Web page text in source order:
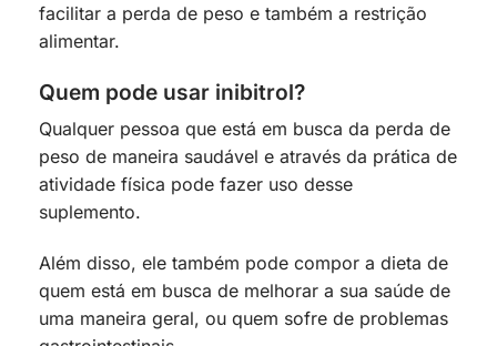
facilitar a perda de peso e também a restrição
alimentar.
Quem pode usar inibitrol?
Qualquer pessoa que está em busca da perda de
peso de maneira saudável e através da prática de
atividade física pode fazer uso desse
suplemento.
Além disso, ele também pode compor a dieta de
quem está em busca de melhorar a sua saúde de
uma maneira geral, ou quem sofre de problemas